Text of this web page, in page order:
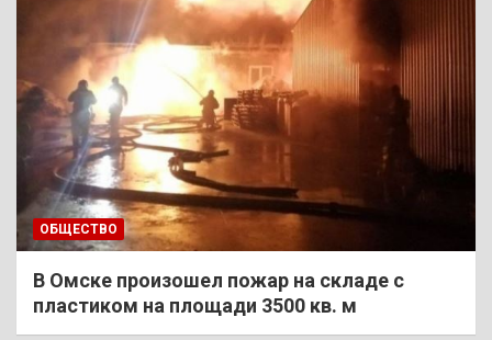
ОБЩЕСТВО
В Омске произошел пожар на складе с
пластиком на площади 3500 кв. м